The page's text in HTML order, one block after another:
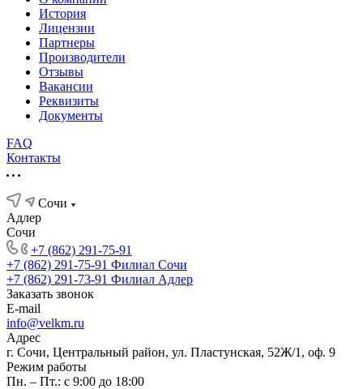
История
Лицензии
Партнеры
Производители
Отзывы
Вакансии
Реквизиты
Документы
FAQ
Контакты
Сочи
Адлер
Сочи
+7 (862) 291-75-91
+7 (862) 291-75-91 Филиал Сочи
+7 (862) 291-73-91 Филиал Адлер
Заказать звонок
E-mail
info@velkm.ru
Адрес
г. Сочи, Центральный район, ул. Пластунская, 52Ж/1, оф. 9
Режим работы
Пн. – Пт.: с 9:00 до 18:00